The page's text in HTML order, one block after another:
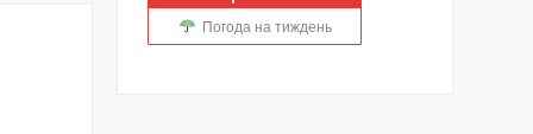
Погода на тиждень